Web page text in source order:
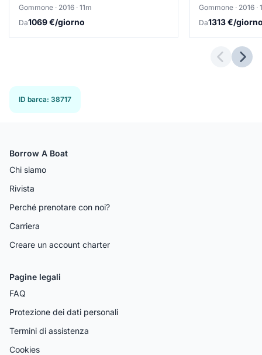
Gommone · 2016 · 11m
Da1069 €/giorno
Gommone · 2016 ·
Da1313 €/
ID barca: 38717
Borrow A Boat
Chi siamo
Rivista
Perché prenotare con noi?
Carriera
Creare un account charter
Pagine legali
FAQ
Protezione dei dati personali
Termini di assistenza
Cookies